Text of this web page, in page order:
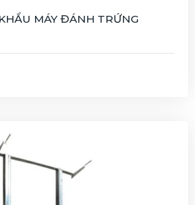
MÁY ĐÁNH TRỨNG